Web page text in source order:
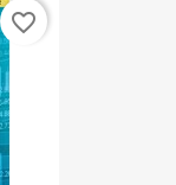
favorite_border